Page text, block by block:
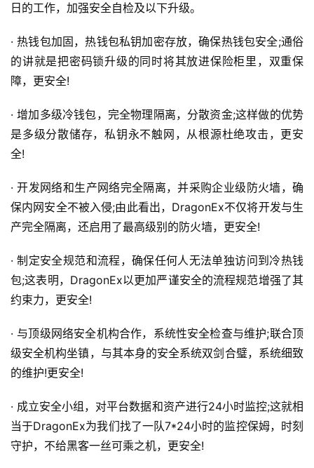
日的工作，加强安全自检及以下升级。
· 热钱包加固，热钱包私钥加密存放，确保热钱包安全;通俗
的讲就是把密码锁升级的同时将其放进保险柜里，双重保
障，更安全!
· 增加多级冷钱包，完全物理隔离，分散资金;这样做的优势
是多级分散储存，私钥永不触网，从根源杜绝攻击，更安
全!
· 开发网络和生产网络完全隔离，并采购企业级防火墙，确
保内网安全不被入侵;由此看出，DragonEx不仅将开发与生
产完全隔离，还启用了最高级别的防火墙，更安全!
· 制定安全规范和流程，确保任何人无法单独访问到冷热钱
包;这表明，DragonEx以更加严谨安全的流程规范增强了其
约束力，更安全!
· 与顶级网络安全机构合作，系统性安全检查与维护;联合顶
级安全机构坐镇，与其本身的安全系统双剑合璧，系统细致
的维护!更安全!
· 成立安全小组，对平台数据和资产进行24小时监控;这就相
当于DragonEx为我们找了一队7*24小时的监控保姆，时刻
守护，不给黑客一丝可乘之机，更安全!